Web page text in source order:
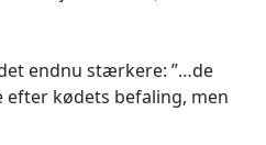
endnu stærkere: ”…de
efter kødets befaling, men